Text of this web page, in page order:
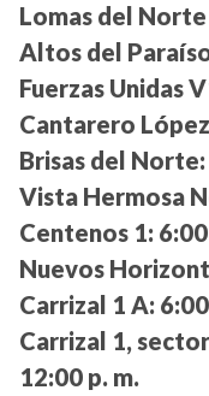
Lomas del
Altos del
Fuerzas Unidas
Cantarero
Brisas del Norte:
Vista Hermosa
Centenos 1:
Nuevos
Carrizal 1 A:
Carrizal 1,
12:00 p. m.